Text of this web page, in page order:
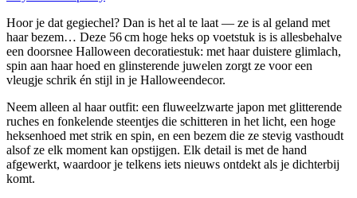
Hoor je dat gegiechel? Dan is het al te laat — ze is al geland met
haar bezem… Deze 56 cm hoge heks op voetstuk is is allesbehalve
een doorsnee Halloween decoratiestuk: met haar duistere glimlach,
spin aan haar hoed en glinsterende juwelen zorgt ze voor een
vleugje schrik én stijl in je Halloweendecor.
Neem alleen al haar outfit: een fluweelzwarte japon met glitterende
ruches en fonkelende steentjes die schitteren in het licht, een hoge
heksenhoed met strik en spin, en een bezem die ze stevig vasthoudt
alsof ze elk moment kan opstijgen. Elk detail is met de hand
afgewerkt, waardoor je telkens iets nieuws ontdekt als je dichterbij
komt.